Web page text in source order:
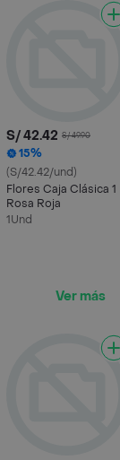
S/ 42.42 S/ 49.90
15%
(S/42.42/und)
Flores Caja Clásica 1
Rosa Roja
1Und
Ver más